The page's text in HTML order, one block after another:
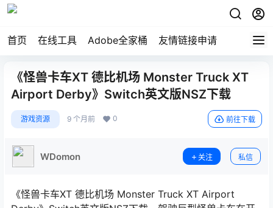
首页 在线工具 Adobe全家桶 友情链接申请
《怪兽卡车XT 德比机场 Monster Truck XT
Airport Derby》Switch英文版NSZ下载
游戏资源 9 个月前 0 前往下载
WDomon 关注 私信
《怪兽卡车XT 德比机场 Monster Truck XT Airport